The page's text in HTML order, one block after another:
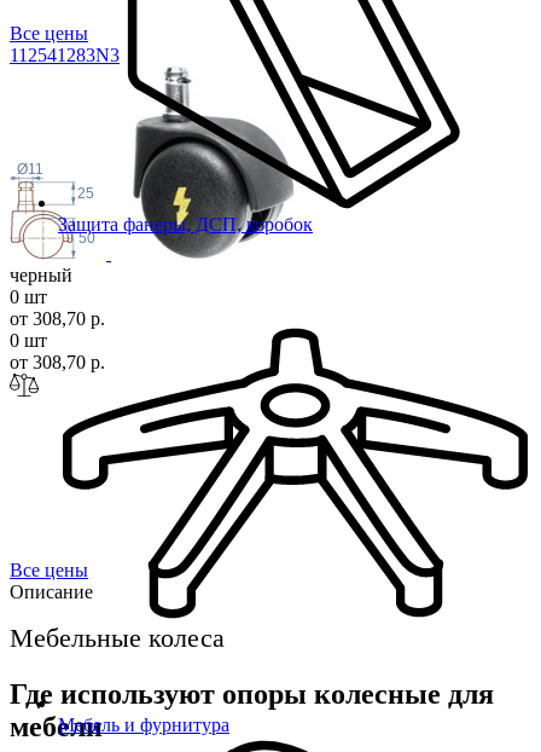
Защита фанеры, ДСП, коробок
Мебель и фурнитура
Все цены
112541283N3
Ø11
25
50
черный
0 шт
от 308,70 р.
0 шт
от 308,70 р.
Все цены
Описание
Мебельные колеса
Где используют опоры колесные для
мебели